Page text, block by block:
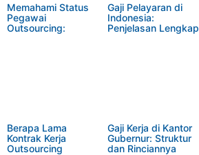
Memahami Status
Pegawai
Outsourcing:
Gaji Pelayaran di
Indonesia:
Penjelasan Lengkap
Berapa Lama
Kontrak Kerja
Outsourcing
Gaji Kerja di Kantor
Gubernur: Struktur
dan Rinciannya